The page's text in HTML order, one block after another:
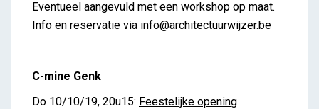
Eventueel aangevuld met een workshop op maat.
Info en reservatie via info@architectuurwijzer.be
C-mine Genk
Do 10/10/19, 20u15: Feestelijke opening